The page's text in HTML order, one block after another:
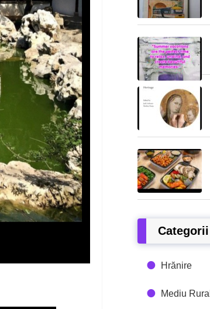
Categorii
Hrănire
Mediu Rural